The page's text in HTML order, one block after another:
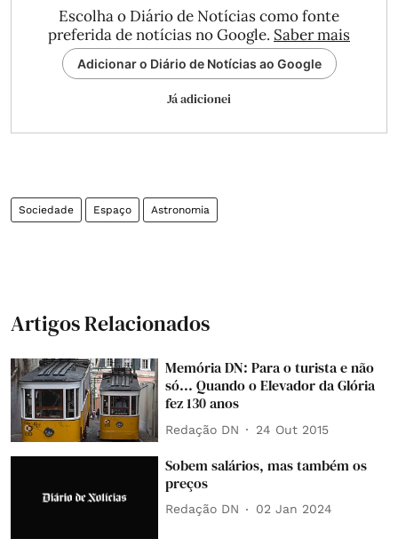
Escolha o Diário de Notícias como fonte
preferida de notícias no Google. Saber mais
Adicionar o Diário de Notícias ao Google
Já adicionei
Sociedade Espaço Astronomia
Artigos Relacionados
Memória DN: Para o turista e não
só... Quando o Elevador da Glória
fez 130 anos
Redação DN 24 Out 2015
Sobem salários, mas também os
preços
Redação DN 02 Jan 2024